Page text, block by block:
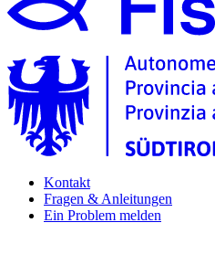
Kontakt
Fragen & Anleitungen
Ein Problem melden